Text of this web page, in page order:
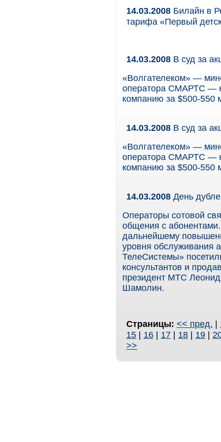
14.03.2008 Билайн в
тарифа «Первый
14.03.2008 В суд за
«Волгателеком» —
оператора СМАРТС —
компанию за $500-550
14.03.2008 В суд за
«Волгателеком» —
оператора СМАРТС —
компанию за $500-550
14.03.2008 День
Операторы сотовой
общения с
дальнейшему
уровня обслуживания
ТелеСистемы»
консультантов и
президент МТС
Шамолин.
Страницы: << пред. |
15 | 16 | 17 | 18 | 19 |
>>